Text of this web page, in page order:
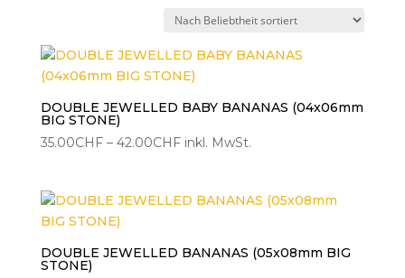
sortiert
DOUBLE JEWELLED BABY BANANAS (04x06mm
BIG STONE)
35.00CHF – 42.00CHFPreisspanne:
42.00CHF
inkl. MwSt.
DOUBLE JEWELLED BANANAS (05x08mm BIG
STONE)